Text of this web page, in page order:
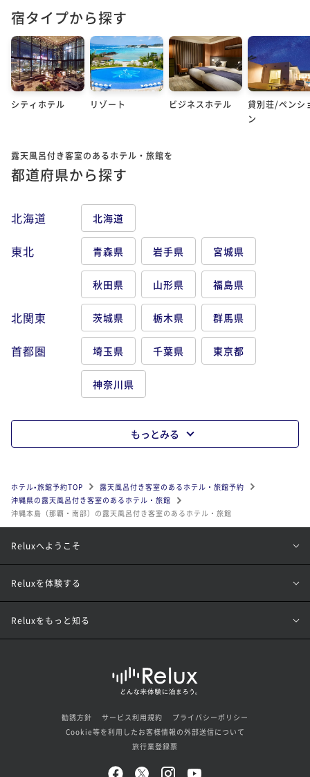
宿タイプから探す
シティホテル リゾート ビジネスホテル
貸別荘/ペンシ
ン
露天風呂付き客室のあるホテル・旅館を
都道府県から探す
北海道 北海道
東北 青森県 岩手県 宮城県
秋田県 山形県 福島県
北関東 茨城県 栃木県 群馬県
首都圏 埼玉県 千葉県 東京都
神奈川県
もっとみる
ホテル•旅館予約TOP
露天風呂付き客室のあるホテル・旅館予約
沖縄県の露天風呂付き客室のあるホテル・旅館
沖縄本島（那覇・南部）の露天風呂付き客室のあるホテル・旅館
Reluxへようこそ
Reluxを体験する
Reluxをもっと知る
勧誘方針 サービス利用規約
プライバシーポリシー
Cookie等を利用したお客様情報の外部送信について
旅行業登録票